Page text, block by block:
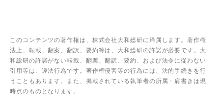
このコンテンツの著作権は、株式会社大和総研に帰属します。著作権
法上、転載、翻案、翻訳、要約等は、大和総研の許諾が必要です。大
和総研の許諾がない転載、翻案、翻訳、要約、および法令に従わない
引用等は、違法行為です。著作権侵害等の行為には、法的手続きを行
うこともあります。また、掲載されている執筆者の所属・肩書きは現
時点のものとなります。